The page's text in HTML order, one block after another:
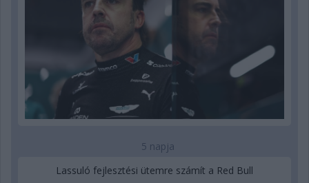
5 napja
Lassuló fejlesztési ütemre számít a Red Bull